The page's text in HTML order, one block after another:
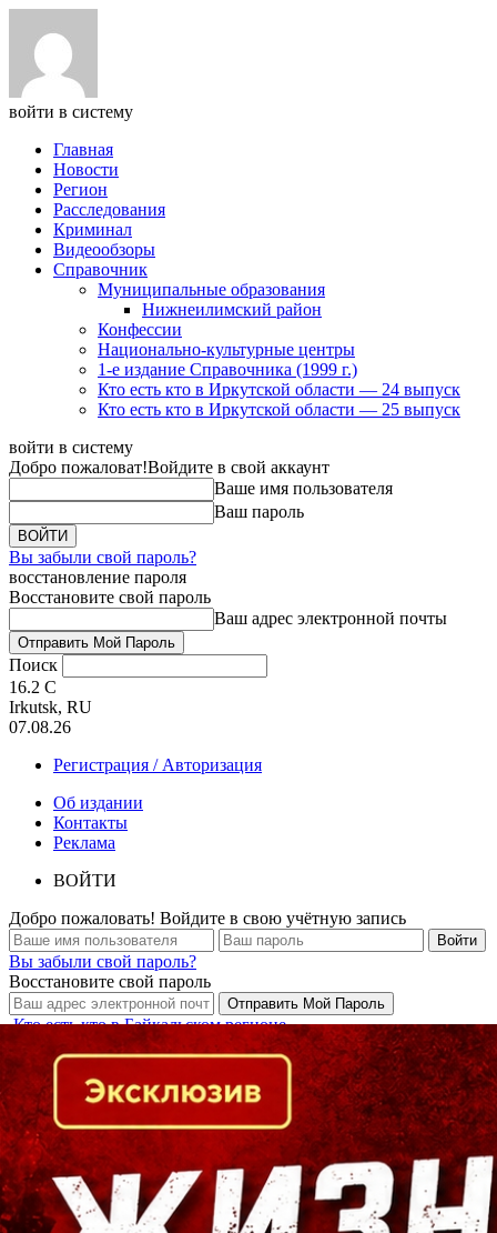
войти в систему
Главная
Новости
Регион
Расследования
Криминал
Видеообзоры
Справочник
Муниципальные образования
Нижнеилимский район
Конфессии
Национально-культурные центры
1-е издание Справочника (1999 г.)
Кто есть кто в Иркутской области — 24 выпуск
Кто есть кто в Иркутской области — 25 выпуск
войти в систему
Добро пожаловат!Войдите в свой аккаунт
Ваше имя пользователя
Ваш пароль
Вы забыли свой пароль?
восстановление пароля
Восстановите свой пароль
Ваш адрес электронной почты
Поиск
16.2 C
Irkutsk, RU
07.08.26
Регистрация / Авторизация
Об издании
Контакты
Реклама
ВОЙТИ
Добро пожаловать! Войдите в свою учётную запись
Вы забыли свой пароль?
Восстановите свой пароль
Кто есть кто в Байкальском регионе